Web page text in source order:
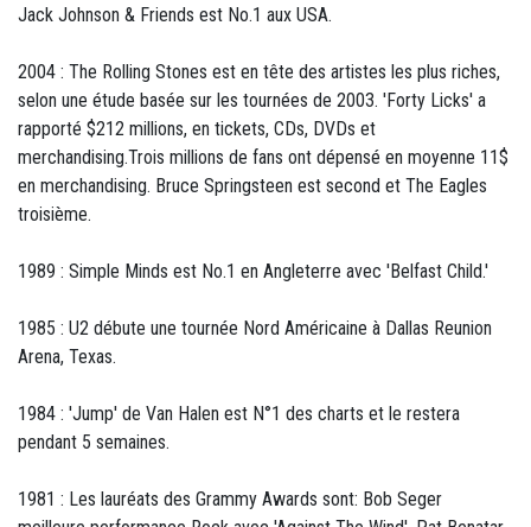
Jack Johnson & Friends est No.1 aux USA.
2004 : The Rolling Stones est en tête des artistes les plus riches,
selon une étude basée sur les tournées de 2003. 'Forty Licks' a
rapporté $212 millions, en tickets, CDs, DVDs et
merchandising.Trois millions de fans ont dépensé en moyenne 11$
en merchandising. Bruce Springsteen est second et The Eagles
troisième.
1989 : Simple Minds est No.1 en Angleterre avec 'Belfast Child.'
1985 : U2 débute une tournée Nord Américaine à Dallas Reunion
Arena, Texas.
1984 : 'Jump' de Van Halen est N°1 des charts et le restera
pendant 5 semaines.
1981 : Les lauréats des Grammy Awards sont: Bob Seger